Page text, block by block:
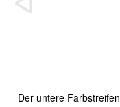
Der untere